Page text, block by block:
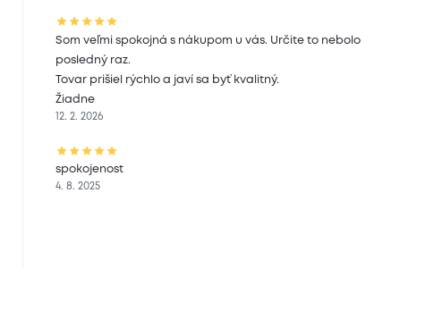
Som veľmi spokojná s nákupom u vás. Určite to nebolo
posledný raz.
Tovar prišiel rýchlo a javí sa byť kvalitný.
Žiadne
12. 2. 2026
spokojenost
4. 8. 2025